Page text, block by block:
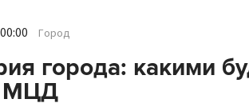
Город
города: какими
МЦД